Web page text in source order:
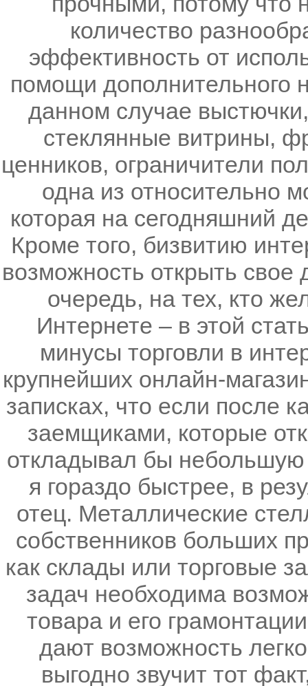
количество
эффективность от
помощи дополнительного
данном случае
стеклянные витрины,
ценников, ограничители
одна из относительно
которая на сегодняшний
Кроме того, бизвитию
возможность открыть свое
очередь, на тех, кто
Интернете – в этой
минусы торговли в
крупнейших онлайн-
записках, что если после
заемщиками, которые
откладывал бы
я гораздо быстрее, в
отец. Металлические
собственников больших
как склады или торговые
задач необходима
товара и его
дают возможность
выгодно звучит тот